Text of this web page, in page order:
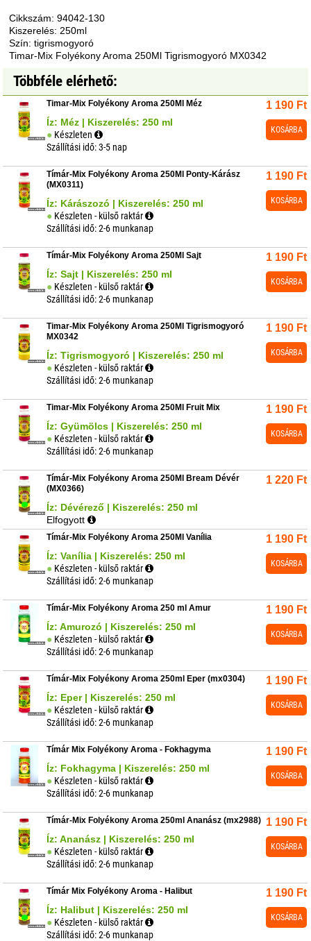
Cikkszám: 94042-130
Kiszerelés: 250ml
Szín: tigrismogyoró
Timar-Mix Folyékony Aroma 250Ml Tigrismogyoró MX0342
Többféle elérhető:
Timar-Mix Folyékony Aroma 250Ml Méz
Íz: Méz | Kiszerelés: 250 ml
Készleten
Szállítási idő: 3-5 nap
1 190 Ft
KOSÁRBA
Tímár-Mix Folyékony Aroma 250Ml Ponty-Kárász
(MX0311)
Íz: Kárászozó | Kiszerelés: 250 ml
Készleten - külső raktár
Szállítási idő: 2-6 munkanap
1 190 Ft
KOSÁRBA
Tímár-Mix Folyékony Aroma 250Ml Sajt
Íz: Sajt | Kiszerelés: 250 ml
Készleten - külső raktár
Szállítási idő: 2-6 munkanap
1 190 Ft
KOSÁRBA
Timar-Mix Folyékony Aroma 250Ml Tigrismogyoró
MX0342
Íz: Tigrismogyoró | Kiszerelés: 250 ml
Készleten - külső raktár
Szállítási idő: 2-6 munkanap
1 190 Ft
KOSÁRBA
Timar-Mix Folyékony Aroma 250Ml Fruit Mix
Íz: Gyümölcs | Kiszerelés: 250 ml
Készleten - külső raktár
Szállítási idő: 2-6 munkanap
1 190 Ft
KOSÁRBA
Tímár-Mix Folyékony Aroma 250Ml Bream Dévér
(MX0366)
Íz: Dévérező | Kiszerelés: 250 ml
Elfogyott
1 220 Ft
Tímár-Mix Folyékony Aroma 250Ml Vanília
Íz: Vanília | Kiszerelés: 250 ml
Készleten - külső raktár
Szállítási idő: 2-6 munkanap
1 190 Ft
KOSÁRBA
Tímár-Mix Folyékony Aroma 250 ml Amur
Íz: Amurozó | Kiszerelés: 250 ml
Készleten - külső raktár
Szállítási idő: 2-6 munkanap
1 190 Ft
KOSÁRBA
Tímár-Mix Folyékony Aroma 250ml Eper (mx0304)
Íz: Eper | Kiszerelés: 250 ml
Készleten - külső raktár
Szállítási idő: 2-6 munkanap
1 190 Ft
KOSÁRBA
Tímár Mix Folyékony Aroma - Fokhagyma
Íz: Fokhagyma | Kiszerelés: 250 ml
Készleten - külső raktár
Szállítási idő: 2-6 munkanap
1 190 Ft
KOSÁRBA
Tímár-Mix Folyékony Aroma 250ml Ananász (mx2988)
Íz: Ananász | Kiszerelés: 250 ml
Készleten - külső raktár
Szállítási idő: 2-6 munkanap
1 190 Ft
KOSÁRBA
Tímár Mix Folyékony Aroma - Halibut
Íz: Halibut | Kiszerelés: 250 ml
Készleten - külső raktár
Szállítási idő: 2-6 munkanap
1 190 Ft
KOSÁRBA